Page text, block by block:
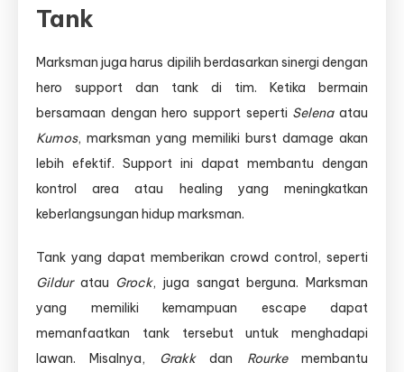
Tank
Marksman juga harus dipilih berdasarkan sinergi dengan
hero support dan tank di tim. Ketika bermain
bersamaan dengan hero support seperti Selenaatau
Kumos, marksman yang memiliki burst damage akan
lebih efektif. Support ini dapat membantu dengan
kontrol area atau healing yang meningkatkan
keberlangsungan hidup marksman.
Tank yang dapat memberikan crowd control, seperti
Gilduratau Grock, juga sangat berguna. Marksman
yang memiliki kemampuan escape dapat
memanfaatkan tank tersebut untuk menghadapi
lawan. Misalnya, Grakkdan Rourkemembantu